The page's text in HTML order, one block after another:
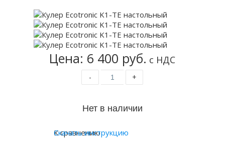
Цена: 6 400 руб. с НДС
- +
К сравнению
Скачать инструкцию